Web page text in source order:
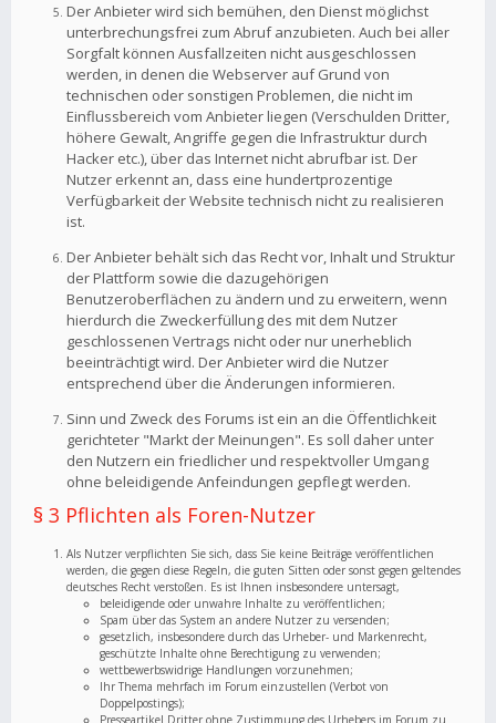
Der Anbieter wird sich bemühen, den Dienst möglichst
unterbrechungsfrei zum Abruf anzubieten. Auch bei aller
Sorgfalt können Ausfallzeiten nicht ausgeschlossen
werden, in denen die Webserver auf Grund von
technischen oder sonstigen Problemen, die nicht im
Einflussbereich vom Anbieter liegen (Verschulden Dritter,
höhere Gewalt, Angriffe gegen die Infrastruktur durch
Hacker etc.), über das Internet nicht abrufbar ist. Der
Nutzer erkennt an, dass eine hundertprozentige
Verfügbarkeit der Website technisch nicht zu realisieren
ist.
Der Anbieter behält sich das Recht vor, Inhalt und Struktur
der Plattform sowie die dazugehörigen
Benutzeroberflächen zu ändern und zu erweitern, wenn
hierdurch die Zweckerfüllung des mit dem Nutzer
geschlossenen Vertrags nicht oder nur unerheblich
beeinträchtigt wird. Der Anbieter wird die Nutzer
entsprechend über die Änderungen informieren.
Sinn und Zweck des Forums ist ein an die Öffentlichkeit
gerichteter "Markt der Meinungen". Es soll daher unter
den Nutzern ein friedlicher und respektvoller Umgang
ohne beleidigende Anfeindungen gepflegt werden.
§ 3 Pflichten als Foren-Nutzer
Als Nutzer verpflichten Sie sich, dass Sie keine Beiträge veröffentlichen
werden, die gegen diese Regeln, die guten Sitten oder sonst gegen geltendes
deutsches Recht verstoßen. Es ist Ihnen insbesondere untersagt,
beleidigende oder unwahre Inhalte zu veröffentlichen;
Spam über das System an andere Nutzer zu versenden;
gesetzlich, insbesondere durch das Urheber- und Markenrecht,
geschützte Inhalte ohne Berechtigung zu verwenden;
wettbewerbswidrige Handlungen vorzunehmen;
Ihr Thema mehrfach im Forum einzustellen (Verbot von
Doppelpostings);
Presseartikel Dritter ohne Zustimmung des Urhebers im Forum zu